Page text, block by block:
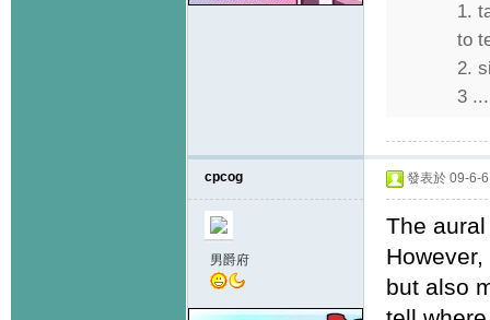
1.
to
2.
3 ...
cpcog
男爵府
發表於 09-6-
The
but also